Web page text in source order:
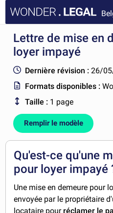
ACCUEIL
FAQ
MON COMPTE
Lettre de mise en
loyer impayé
Dernière révision : 26/
Formats disponibles :
Taille : 1 page
Remplir le modèle
Qu'est-ce qu'une
pour loyer impayé
Une mise en demeure pour
envoyée par le propriétaire
locataire pour réclamer le